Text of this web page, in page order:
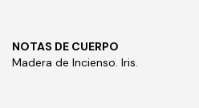
NOTAS DE CUERPO
Madera de Incienso. Iris.